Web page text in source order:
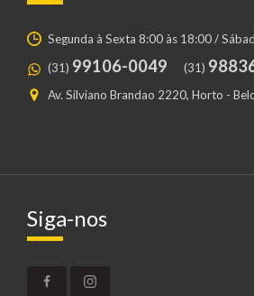
Segunda à Sexta 8:00 às 18:00 /
(31) 99106-0049 (31)
Av. Silviano Brandao 2220, Horto -
Siga-nos